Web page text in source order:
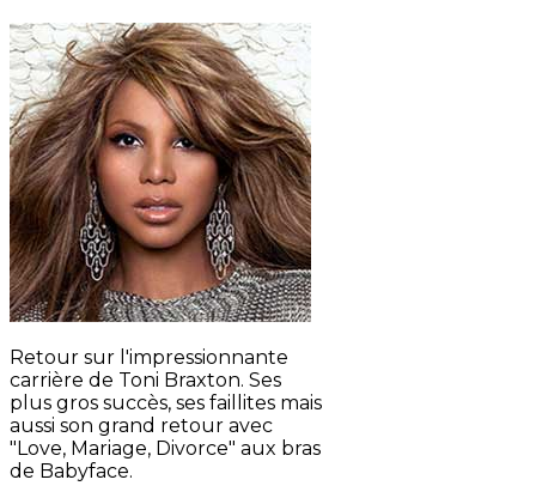
Retour sur l'impressionnante
carrière de Toni Braxton. Ses
plus gros succès, ses faillites mais
aussi son grand retour avec
"Love, Mariage, Divorce" aux bras
de Babyface.